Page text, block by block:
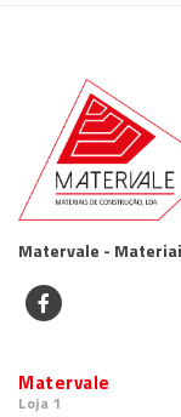
Matervale -
Matervale
Loja 1